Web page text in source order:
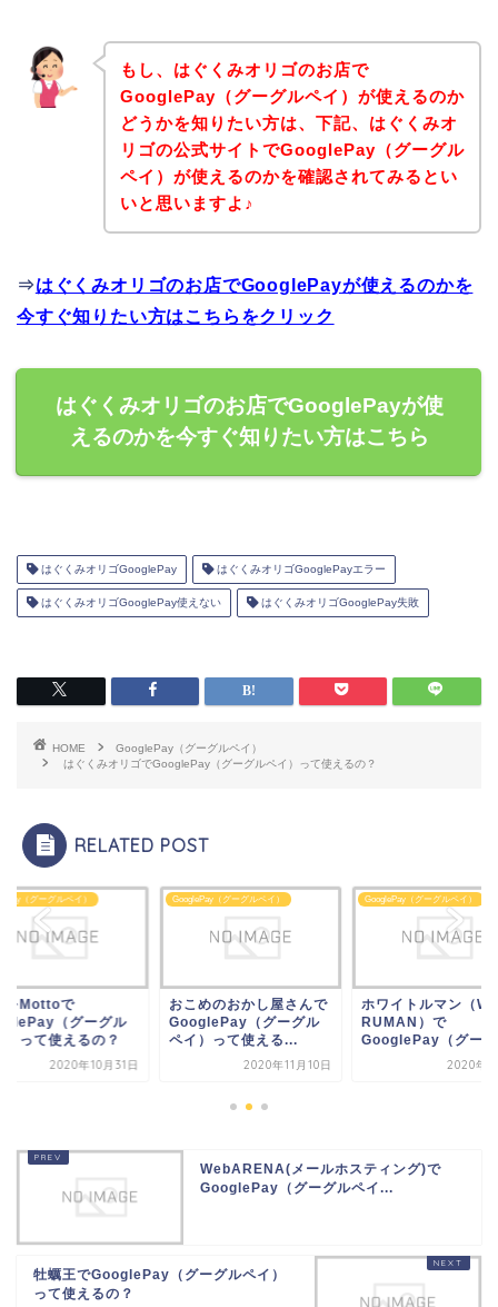
もし、はぐくみオリゴのお店で
GooglePay（グーグルペイ）が使えるのか
どうかを知りたい方は、下記、はぐくみオ
リゴの公式サイトでGooglePay（グーグル
ペイ）が使えるのかを確認されてみるとい
いと思いますよ♪
⇒はぐくみオリゴのお店でGooglePayが使えるのかを
今すぐ知りたい方はこちらをクリック
はぐくみオリゴのお店でGooglePayが使
えるのかを今すぐ知りたい方はこちら
はぐくみオリゴGooglePay はぐくみオリゴGooglePayエラー
はぐくみオリゴGooglePay使えない はぐくみオリゴGooglePay失敗
HOME
GooglePay（グーグルペイ）
はぐくみオリゴでGooglePay（グーグルペイ）って使えるの？
RELATED POST
（グーグルペイ）
めのおかし屋さんで
（グーグル
）って使える...
2020年11月10日
GooglePay（グーグルペイ）
ホワイトルマン（WHITE
RUMAN）で
GooglePay（グー...
2020年8月1日
GooglePay（グーグルペイ）
野菜をMottoで
GooglePay（グー
ペイ）って使えるの
2020年10
WebARENA(メールホスティング)で
GooglePay（グーグルペイ...
牡蠣王でGooglePay（グーグルペイ）
って使えるの？